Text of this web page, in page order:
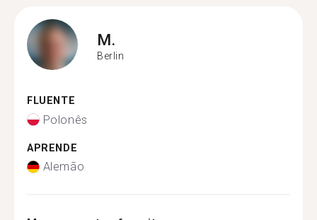
M.
Berlin
FLUENTE
Polonês
APRENDE
Alemão